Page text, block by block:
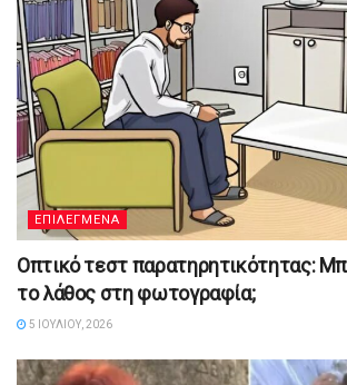
ΕΠΙΛΕΓΜΕΝΑ
Οπτικό τεστ παρατηρητικότητας:
το λάθος στη φωτογραφία;
5 ΙΟΥΛΊΟΥ, 2026